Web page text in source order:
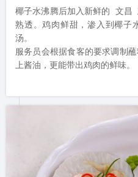
椰子水沸腾后加入新鲜的 文昌
熟透。鸡肉鲜甜，渗入到椰子
汤。
服务员会根据食客的要求调制
上酱油，更能带出鸡肉的鲜味。